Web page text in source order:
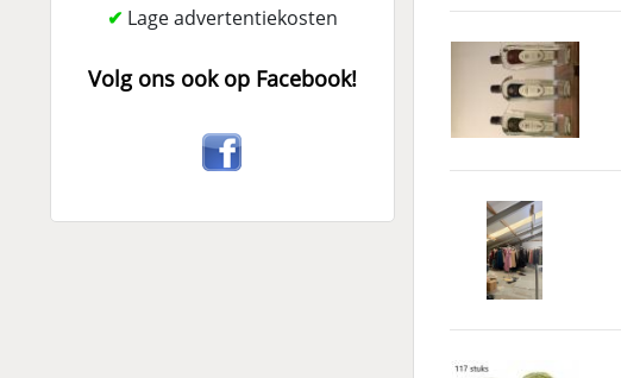
✔ Lage advertentiekosten
Volg ons ook op Facebook!